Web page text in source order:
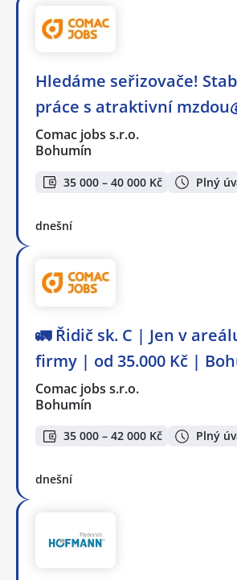
Hledáme seřizovače!
práce s atraktivní
Comac jobs s.r.o.
Bohumín
35 000 – 40 000 Kč Plný
dnešní
🚛 Řidič sk. C | Jen v
firmy | od 35.000 Kč |
Comac jobs s.r.o.
Bohumín
35 000 – 42 000 Kč Plný
dnešní